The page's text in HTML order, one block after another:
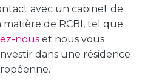
avec un cabinet de
de RCBI, tel que
nous et nous vous
dans une résidence